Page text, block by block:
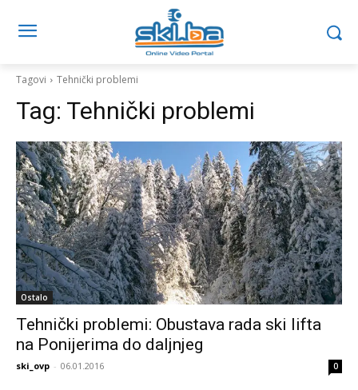
Tagovi Tehnički problemi
Tag: Tehnički problemi
Ostalo
Tehnički problemi: Obustava rada ski lifta
na Ponijerima do daljnjeg
ski_ovp - 06.01.2016 0